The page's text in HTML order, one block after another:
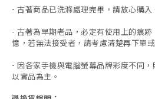
- 古著商品已洗滌處理完畢，請放心購入
- 古著為早期老品，必定有使用上的痕
憶，若無法接受者，請考慮清楚再下單
- 因各家手機與電腦螢幕品牌彩度不同
以實品為主。